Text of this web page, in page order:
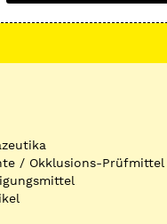
/ Okklusions-Prüfmittel